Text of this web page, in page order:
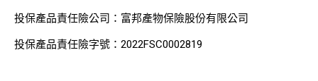
投保產品責任險公司：富邦產物保險股份有限公司
投保產品責任險字號：2022FSC0002819